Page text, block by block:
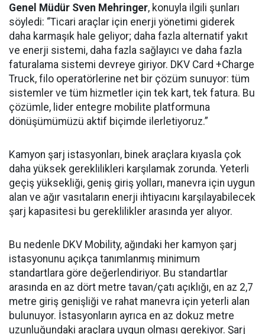
Genel Müdür Sven Mehringer, konuyla ilgili şunları
söyledi: “Ticari araçlar için enerji yönetimi giderek
daha karmaşık hale geliyor; daha fazla alternatif yakıt
ve enerji sistemi, daha fazla sağlayıcı ve daha fazla
faturalama sistemi devreye giriyor. DKV Card +Charge
Truck, filo operatörlerine net bir çözüm sunuyor: tüm
sistemler ve tüm hizmetler için tek kart, tek fatura. Bu
çözümle, lider entegre mobilite platformuna
dönüşümümüzü aktif biçimde ilerletiyoruz.”
Kamyon şarj istasyonları, binek araçlara kıyasla çok
daha yüksek gereklilikleri karşılamak zorunda. Yeterli
geçiş yüksekliği, geniş giriş yolları, manevra için uygun
alan ve ağır vasıtaların enerji ihtiyacını karşılayabilecek
şarj kapasitesi bu gereklilikler arasında yer alıyor.
Bu nedenle DKV Mobility, ağındaki her kamyon şarj
istasyonunu açıkça tanımlanmış minimum
standartlara göre değerlendiriyor. Bu standartlar
arasında en az dört metre tavan/çatı açıklığı, en az 2,7
metre giriş genişliği ve rahat manevra için yeterli alan
bulunuyor. İstasyonların ayrıca en az dokuz metre
uzunluğundaki araçlara uygun olması gerekiyor. Şarj